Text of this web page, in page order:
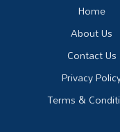
Home
About Us
Contact Us
Privacy
Terms &